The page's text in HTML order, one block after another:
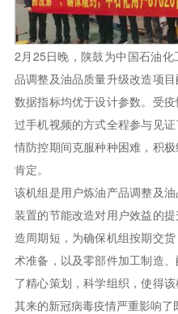
2月25日晚，陕鼓为中国石油
品调整及油品质量升级改造项
数据指标均优于设计参数。受
过手机视频的方式全程参与见
情防控期间克服种种困难，积
肯定。
该机组是用户炼油产品调整及
装置的节能改造对用户效益的
造周期短，为确保机组按期交
术准备，以及零部件加工制造
了精心策划，科学组织，使得
其来的新冠病毒疫情严重影响